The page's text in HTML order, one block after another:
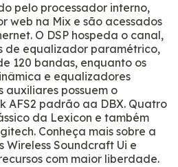
pelo processador interno,
web na Mix e são acessados
O DSP hospeda o canal,
de equalizador paramétrico,
120 bandas, enquanto os
e equalizadores
auxiliares possuem o
AFS2 padrão aa DBX. Quatro
da Lexicon e também
Conheça mais sobre a
Wireless Soundcraft Ui e
com maior liberdade.